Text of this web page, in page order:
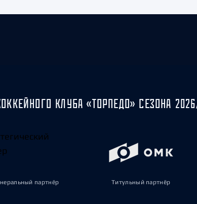
КЛУБА «ТОРПЕДО» СЕЗОНА
партнёр Титульный партнёр